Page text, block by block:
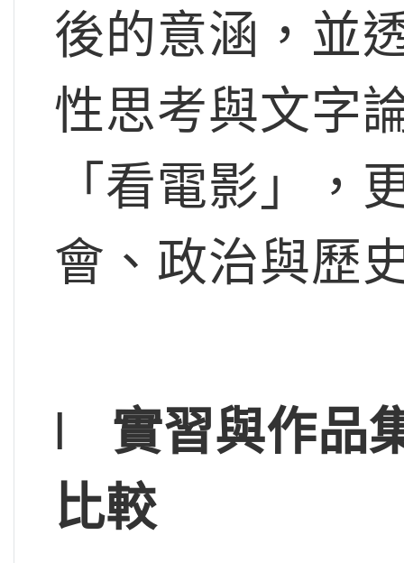
後的意涵，並
性思考與文字
「看電影」，
會、政治與歷
l 實習與作品
比較